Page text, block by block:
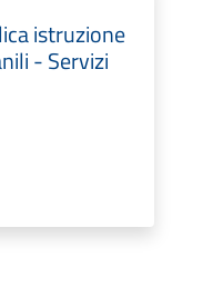
istruzione
- Servizi